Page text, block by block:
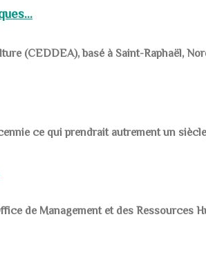
(CEDDEA), basé à Saint-Raphaël,
ce qui prendrait autrement un
de Management et des Ressources